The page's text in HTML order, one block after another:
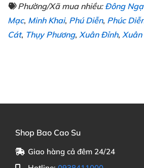
Phường/Xã mua nhiều: Đông
Mạc, Minh Khai, Phú Diễn, Phúc
Cát, Thụy Phương, Xuân Đỉnh,
Shop Bao Cao Su
Giao hàng cả đêm 24/24